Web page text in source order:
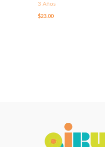
3 Años
$23.00